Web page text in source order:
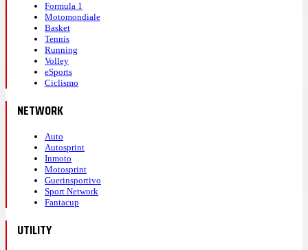
Formula 1
Motomondiale
Basket
Tennis
Running
Volley
eSports
Ciclismo
NETWORK
Auto
Autosprint
Inmoto
Motosprint
Guerinsportivo
Sport Network
Fantacup
UTILITY